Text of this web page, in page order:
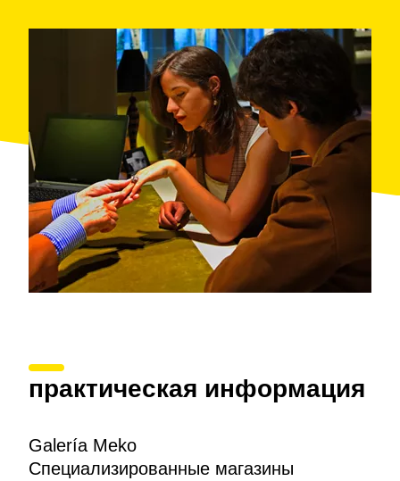
практическая информация
Galería Meko
Специализированные магазины